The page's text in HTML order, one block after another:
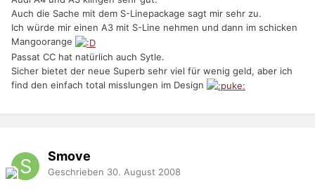
Auch die Sache mit dem S-Linepackage sagt mir sehr zu.
Ich würde mir einen A3 mit S-Line nehmen und dann im schicken
Mangoorange
Passat CC hat natürlich auch Sytle.
Sicher bietet der neue Superb sehr viel für wenig geld, aber ich
find den einfach total misslungen im Design
Smove
Geschrieben 30. August 2008